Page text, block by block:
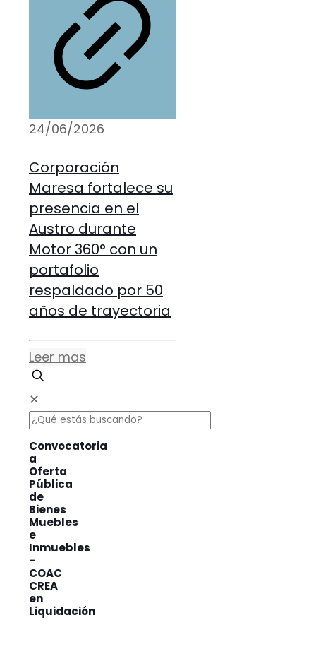
24/06/2026
Corporación
Maresa fortalece su
presencia en el
Austro durante
Motor 360° con un
portafolio
respaldado por 50
años de trayectoria
Leer mas
✕
Convocatoria
a
Oferta
Pública
de
Bienes
Muebles
e
Inmuebles
–
COAC
CREA
en
Liquidación